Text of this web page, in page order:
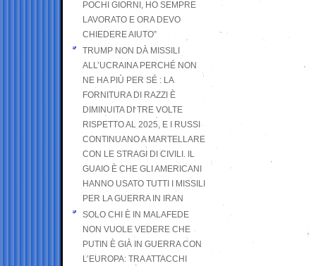
POCHI GIORNI, HO SEMPRE
LAVORATO E ORA DEVO
CHIEDERE AIUTO”
TRUMP NON DÀ MISSILI
ALL’UCRAINA PERCHÉ NON
NE HA PIÙ PER SÉ : LA
FORNITURA DI RAZZI È
DIMINUITA DI TRE VOLTE
RISPETTO AL 2025, E I RUSSI
CONTINUANO A MARTELLARE
CON LE STRAGI DI CIVILI. IL
GUAIO È CHE GLI AMERICANI
HANNO USATO TUTTI I MISSILI
PER LA GUERRA IN IRAN
SOLO CHI È IN MALAFEDE
NON VUOLE VEDERE CHE
PUTIN È GIÀ IN GUERRA CON
L’EUROPA: TRA ATTACCHI